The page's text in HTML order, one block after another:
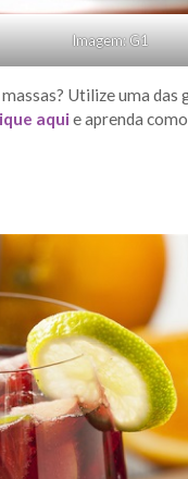
Imagem: G1
Utilize uma
aquie aprenda